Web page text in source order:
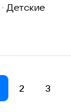
· Детские
2 3